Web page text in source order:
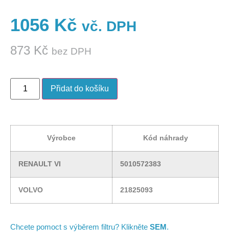
1056 Kč vč. DPH
873 Kč bez DPH
Přidat do košíku
Výrobce Kód náhrady
RENAULT VI 5010572383
VOLVO 21825093
Chcete pomoct s výběrem filtru? Klikněte SEM.